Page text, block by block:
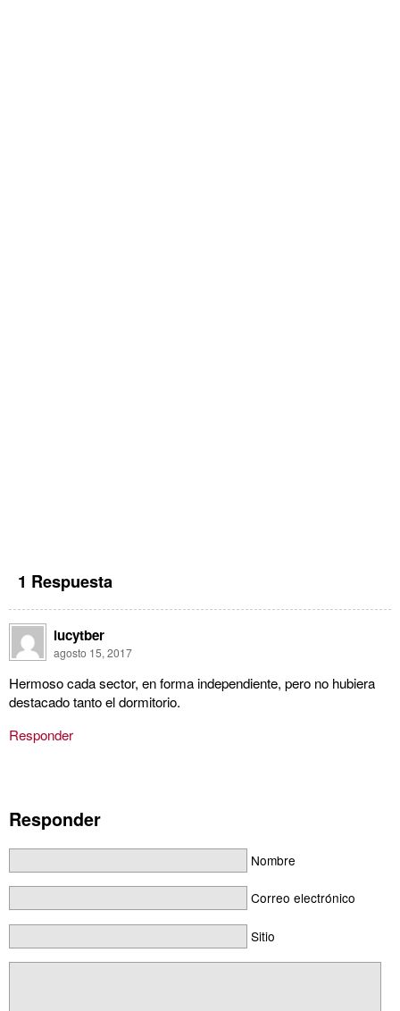
1 Respuesta
lucytber
agosto 15, 2017
Hermoso cada sector, en forma independiente, pero no hubiera
destacado tanto el dormitorio.
Responder
Responder
Nombre
Correo electrónico
Sitio